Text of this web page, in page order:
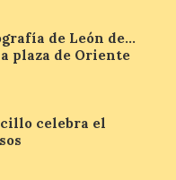
de
para
Robles
[…]
la
de
de León de…
plaza de Oriente
celebra el